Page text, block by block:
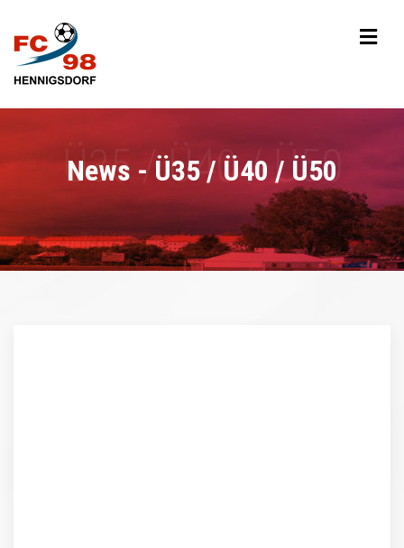
News - Ü35 / Ü40 / Ü50